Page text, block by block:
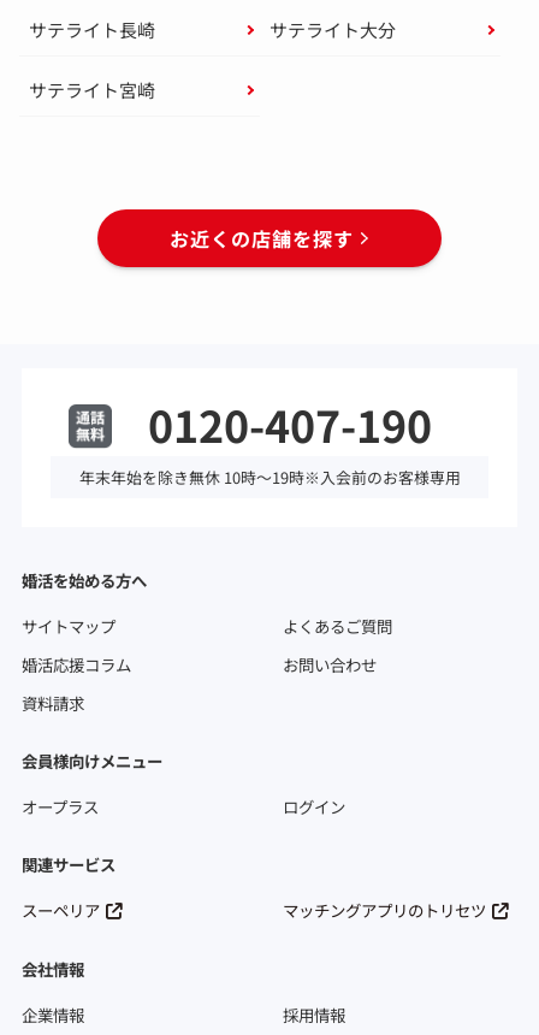
サテライト長崎 サテライト大分
サテライト宮崎
お近くの店舗を探す
0120-407-190
年末年始を除き無休 10時～19時※入会前のお客様専用
婚活を始める方へ
サイトマップ
よくあるご質問
婚活応援コラム
お問い合わせ
資料請求
会員様向けメニュー
オープラス
ログイン
関連サービス
スーペリア
マッチングアプリのトリセツ
会社情報
企業情報
採用情報